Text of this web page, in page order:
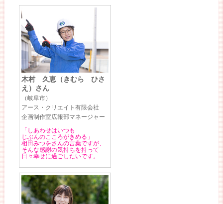
木村 久恵（きむら ひさ
え）さん
（岐阜市）
アース・クリエイト有限会社
企画制作室広報部マネージャー
「しあわせはいつも
じぶんのこころがきめる」
相田みつをさんの言葉ですが、
そんな感謝の気持ちを持って
日々幸せに過ごしたいです。